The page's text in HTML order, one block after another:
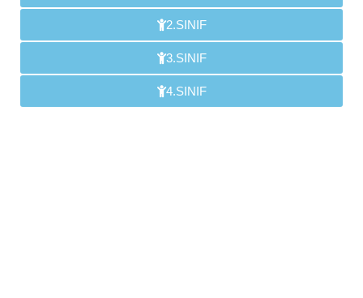
2.SINIF
3.SINIF
4.SINIF